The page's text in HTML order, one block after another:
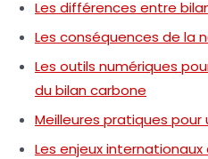
Les différences entre
Les conséquences de la
Les outils numériques
du bilan carbone
Meilleures pratiques
Les enjeux